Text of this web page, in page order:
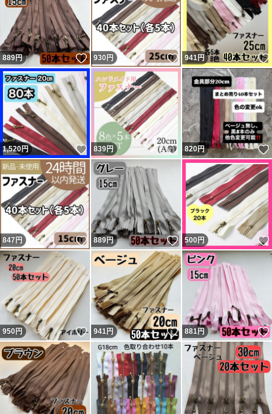
889円 いいね！
930 円 いいね！
941円
1,520円 いいね！
839円 いいね！
820円
847 円 いいね！
889円 いいね！
500 円
950円 いいね！
941円 いいね！
881円